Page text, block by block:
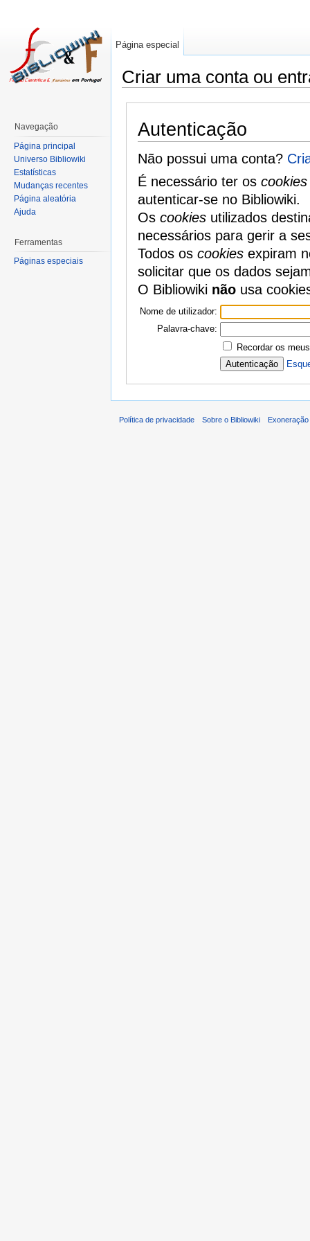
Criar uma conta ou
Autenticação
Não possui uma conta?
É necessário ter os cookies
autenticar-se no Bibliowiki.
Os cookiesutilizados
necessários para gerir a
Todos os cookiesexpiram
solicitar que os dados
O Bibliowiki nãousa
Nome de utilizador:
Palavra-chave:
Recordar os
Página especial
Navegação
Página principal
Universo Bibliowiki
Estatísticas
Mudanças recentes
Página aleatória
Ajuda
Ferramentas
Páginas especiais
Política de privacidade Sobre o Bibliowiki